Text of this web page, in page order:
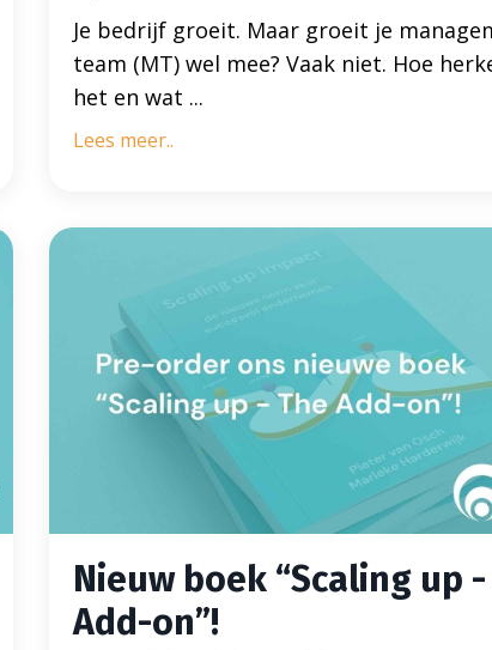
Je bedrijf groeit. Maar groeit je
team (MT) wel mee? Vaak niet. Hoe
het en wat ...
Lees meer..
Nieuw boek “Scaling up
Add-on”!